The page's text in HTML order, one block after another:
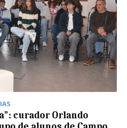
curador Orlando